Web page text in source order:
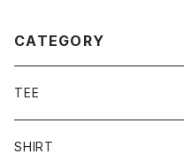
CATEGORY
TEE
SHIRT